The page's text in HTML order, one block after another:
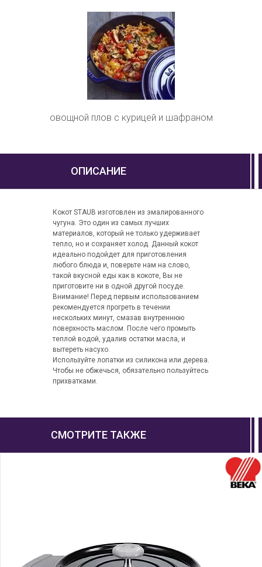
овощной плов с курицей и шафраном
ОПИСАНИЕ
Кокот STAUB изготовлен из эмалированного
чугуна. Это один из самых лучших
материалов, который не только удерживает
тепло, но и сохраняет холод. Данный кокот
идеально подойдет для приготовления
любого блюда и, поверьте нам на слово,
такой вкусной еды как в кокоте, Вы не
приготовите ни в одной другой посуде.
Внимание! Перед первым использованием
рекомендуется прогреть в течении
нескольких минут, смазав внутреннюю
поверхность маслом. После чего промыть
теплой водой, удалив остатки масла, и
вытереть насухо.
Используйте лопатки из силикона или дерева.
Чтобы не обжечься, обязательно пользуйтесь
прихватками.
СМОТРИТЕ ТАКЖЕ